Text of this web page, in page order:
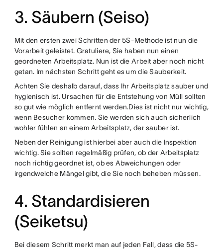
3. Säubern (Seiso)
Mit den ersten zwei Schritten der 5S-Methode ist nun die
Vorarbeit geleistet. Gratuliere, Sie haben nun einen
geordneten Arbeitsplatz. Nun ist die Arbeit aber noch nicht
getan. Im nächsten Schritt geht es um die Sauberkeit.
Achten Sie deshalb darauf, dass Ihr Arbeitsplatz sauber und
hygienisch ist. Ursachen für die Entstehung von Müll sollten
so gut wie möglich entfernt werden.Dies ist nicht nur wichtig,
wenn Besucher kommen. Sie werden sich auch sicherlich
wohler fühlen an einem Arbeitsplatz, der sauber ist.
Neben der Reinigung ist hierbei aber auch die Inspektion
wichtig. Sie sollten regelmäßig prüfen, ob der Arbeitsplatz
noch richtig geordnet ist, ob es Abweichungen oder
irgendwelche Mängel gibt, die Sie noch beheben müssen.
4. Standardisieren
(Seiketsu)
Bei diesem Schritt merkt man auf jeden Fall, dass die 5S-